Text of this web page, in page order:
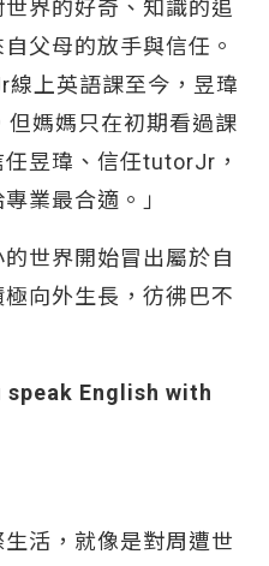
界的好奇、知識的追
父母的放手與信任。
上英語課至今，昱瑋
但媽媽只在初期看過課
昱瑋、信任tutorJr，
業最合適。」
世界開始冒出屬於自
向外生長，彷彿巴不
speak English with
活，就像是對周遭世